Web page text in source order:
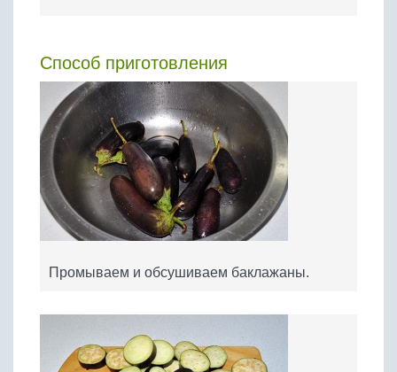
Способ приготовления
Промываем и обсушиваем баклажаны.